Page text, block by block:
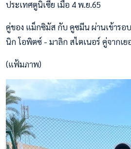
ประเทศตูนิเซีย เมื่อ 4 พ.ย.65
คู่ของ แม็กซิมัส กับ คูซมีน ผ่านเข้ารอ
นิก โอพิตซ์ - มาลิก สไตเนอร์ คู่จากเย
(แฟ้มภาพ)